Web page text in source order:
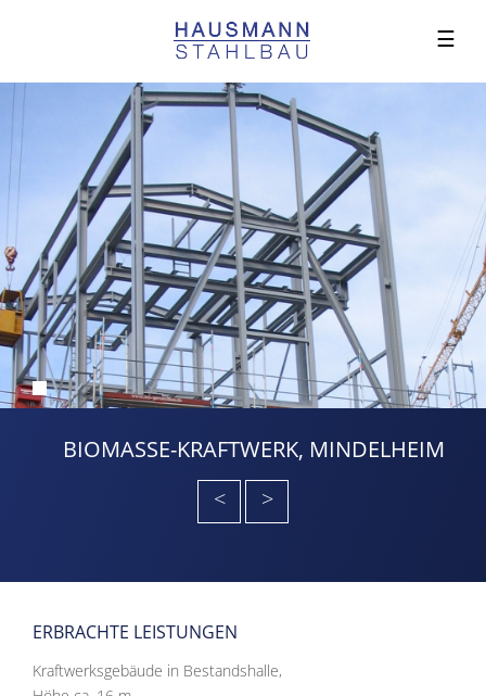
☰
BIOMASSE-KRAFTWERK, MINDELHEIM
<
>
ERBRACHTE LEISTUNGEN
Kraftwerksgebäude in Bestandshalle,